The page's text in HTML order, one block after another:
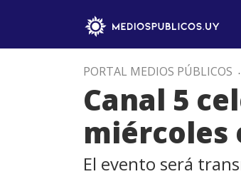
PORTAL MEDIOS PÚBLICOS .
Canal 5
miércoles
El evento será